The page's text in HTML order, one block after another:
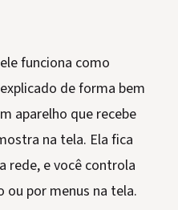
funciona como
de forma bem
aparelho que recebe
na tela. Ela fica
rede, e você controla
por menus na tela.